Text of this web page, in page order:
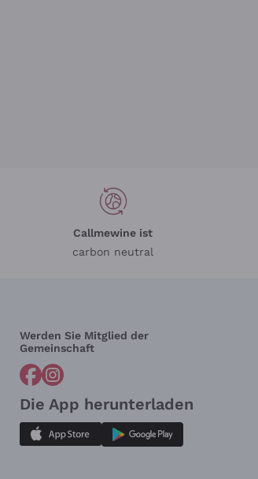
Callmewine ist
carbon neutral
Werden Sie Mitglied der
Gemeinschaft
Die App herunterladen